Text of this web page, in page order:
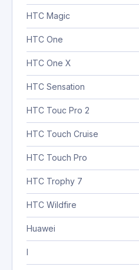
HTC Magic
HTC One
HTC One X
HTC Sensation
HTC Touc Pro 2
HTC Touch Cruise
HTC Touch Pro
HTC Trophy 7
HTC Wildfire
Huawei
I